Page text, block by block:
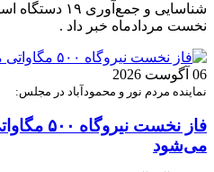
شناسایی و
نخست مردادماه خبر داد .
06 آگوست 2026
نماینده مردم نور و محمودآباد در مجلس:
فاز نخست
می‌شود